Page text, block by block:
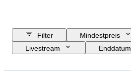
Filter
Mindestpreis
Livestream
Enddatum